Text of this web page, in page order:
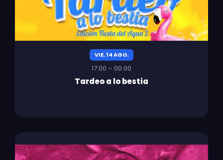
VIE. 14 AGO.
17:00 – 00:00
Tardeo a lo bestia